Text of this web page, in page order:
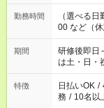
勤務時間
（選べる
00 など（休憩1h） 日勤のお仕事もござ
ください！
期間
研修後即
は土・日・
特徴 日払いOK /
務 / 10名以